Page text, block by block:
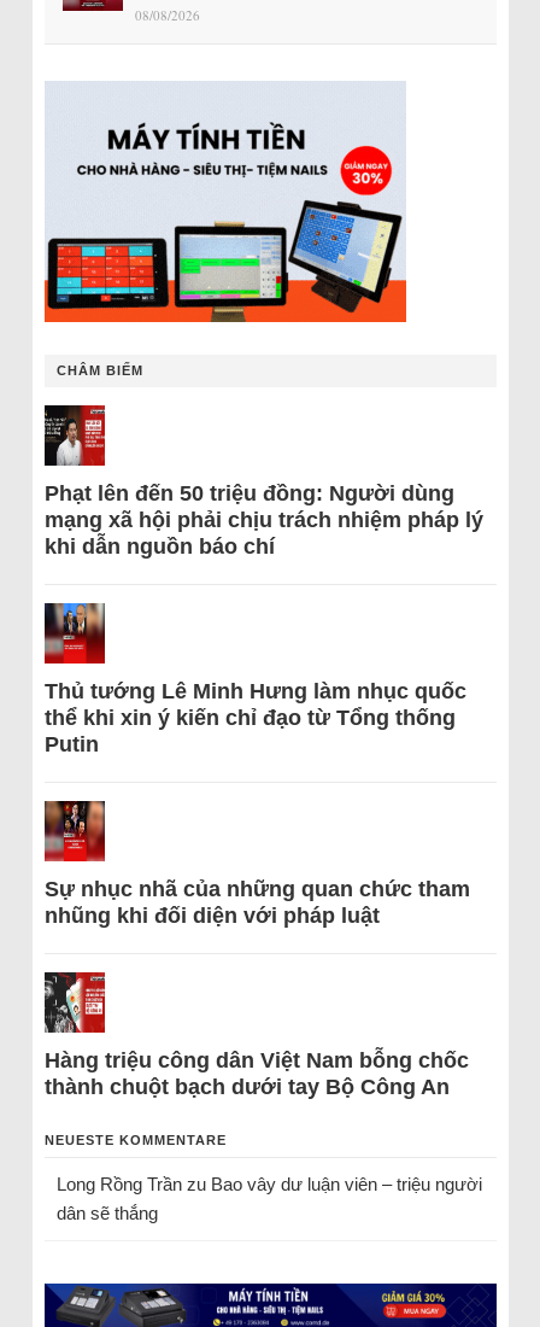
08/08/2026
CHÂM BIẾM
Phạt lên đến 50 triệu đồng: Người dùng
mạng xã hội phải chịu trách nhiệm pháp lý
khi dẫn nguồn báo chí
Thủ tướng Lê Minh Hưng làm nhục quốc
thể khi xin ý kiến chỉ đạo từ Tổng thống
Putin
Sự nhục nhã của những quan chức tham
nhũng khi đối diện với pháp luật
Hàng triệu công dân Việt Nam bỗng chốc
thành chuột bạch dưới tay Bộ Công An
NEUESTE KOMMENTARE
Long Rồng Trầnzu Bao vây dư luận viên – triệu người
dân sẽ thắng